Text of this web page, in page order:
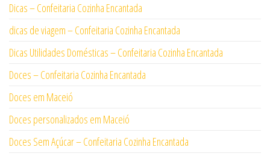
Dicas – Confeitaria Cozinha Encantada
dicas de viagem – Confeitaria Cozinha Encantada
Dicas Utilidades Domésticas – Confeitaria Cozinha Encantada
Doces – Confeitaria Cozinha Encantada
Doces em Maceió
Doces personalizados em Maceió
Doces Sem Açúcar – Confeitaria Cozinha Encantada